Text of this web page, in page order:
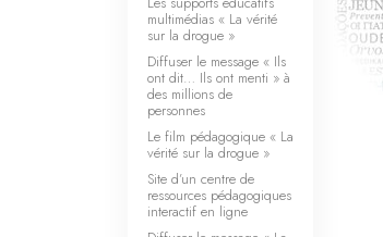
multimédias « La vérité
sur la drogue »
Diffuser le message « Ils
ont dit… Ils ont menti » à
des millions de
personnes
Le film pédagogique « La
vérité sur la drogue »
Site d’un centre de
ressources pédagogiques
interactif en ligne